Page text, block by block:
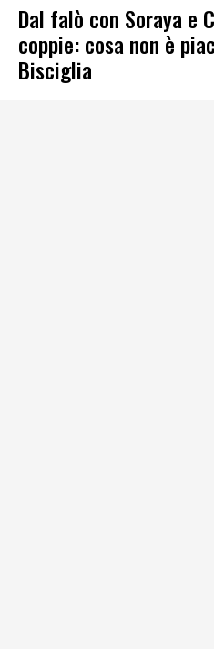
Dal falò con Soraya e
coppie: cosa non è
Bisciglia